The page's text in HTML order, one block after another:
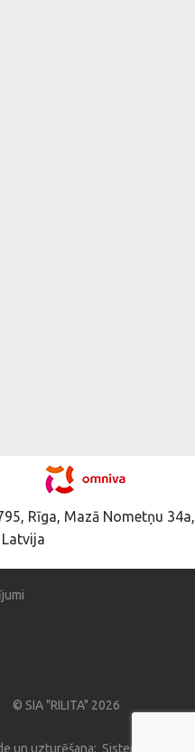
Rīga, Mazā Nometņu 34a,
Latvija
© SIA "RILITA" 2026
un uzturēšana: Sistema Pro